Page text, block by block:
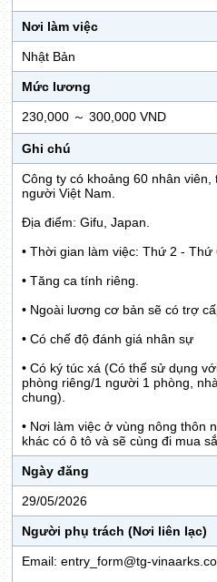
Nơi làm việc
Nhật Bản
Mức lương
230,000 ～ 300,000 VND
Ghi chú
Công ty có khoảng 60 nhân
người Việt Nam.
Địa điểm: Gifu, Japan.
• Thời gian làm việc: Thứ 2 - Thứ
• Tăng ca tính riêng.
• Ngoài lương cơ bản sẽ có trợ
• Có chế độ đánh giá nhân sự
• Có ký túc xá (Có thể sử dụng
phòng riêng/1 người 1 phòng,
chung).
• Nơi làm việc ở vùng nông thôn
khác có ô tô và sẽ cùng đi mua
Ngày đăng
29/05/2026
Người phụ trách (Nơi liên lạc)
Email: entry_form@tg-